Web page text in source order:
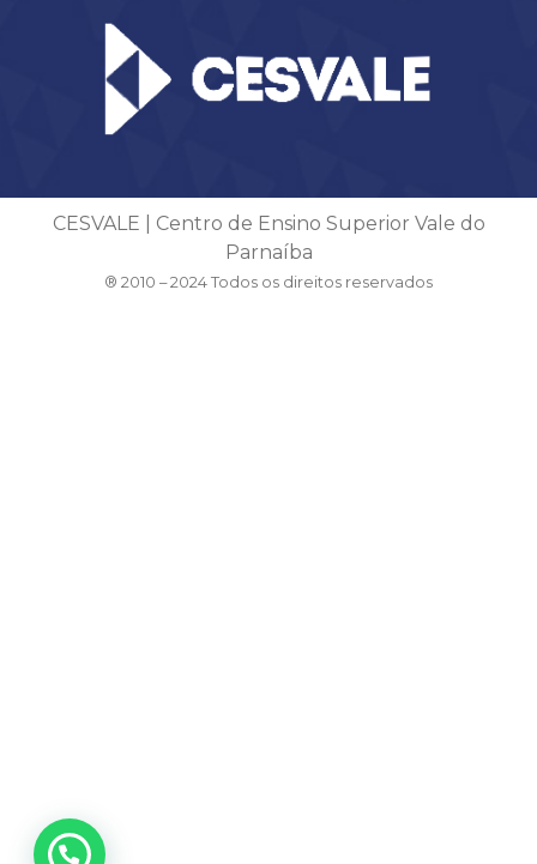
CESVALE | Centro de Ensino Superior Vale do
Parnaíba
® 2010 – 2024 Todos os direitos reservados